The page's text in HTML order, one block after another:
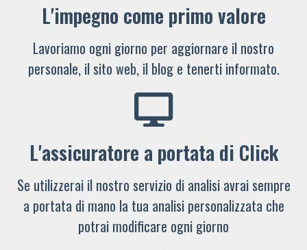
L'impegno come primo valore
Lavoriamo ogni giorno per aggiornare il nostro
personale, il sito web, il blog e tenerti informato.
L'assicuratore a portata di Click
Se utilizzerai il nostro servizio di analisi avrai sempre
a portata di mano la tua analisi personalizzata che
potrai modificare ogni giorno